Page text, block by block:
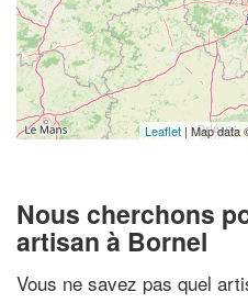
Leaflet | Map data
Nous cherchons
artisan à Bornel
Vous ne savez pas quel